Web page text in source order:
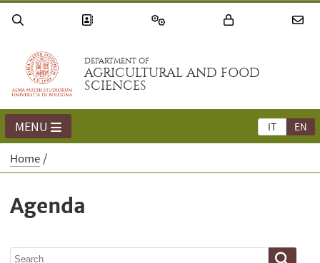
DEPARTMENT OF
AGRICULTURAL AND FOOD
SCIENCES
IT EN
MENU
Home
Agenda